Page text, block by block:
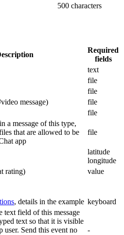
500 characters
Required
fields
text
file
file
message)
file
file
a message of this type,
that are allowed to be
app
file
latitude
longitude
rating)
value
, details in the example keyboard
text field of this message
text so that it is visible
user. Send this event no
-